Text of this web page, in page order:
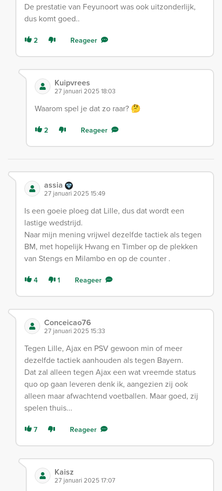
De prestatie van Feyunoort was ook uitzonderlijk,
dus komt goed..
2 Reageer
Kuipvrees
27 januari 2025 18:03
Waarom spel je dat zo raar? 🤔
2 Reageer
assia
27 januari 2025 15:49
Is een goeie ploeg dat Lille, dus dat wordt een
lastige wedstrijd.
Naar mijn mening vrijwel dezelfde tactiek als tegen
BM, met hopelijk Hwang en Timber op de plekken
van Stengs en Milambo en op de counter .
4 1 Reageer
Conceicao76
27 januari 2025 15:33
Tegen Lille, Ajax en PSV gewoon min of meer
dezelfde tactiek aanhouden als tegen Bayern.
Dat zal alleen tegen Ajax een wat vreemde status
quo op gaan leveren denk ik, aangezien zij ook
alleen maar afwachtend voetballen. Maar goed, zij
spelen thuis...
7 Reageer
Kaisz
27 januari 2025 17:07